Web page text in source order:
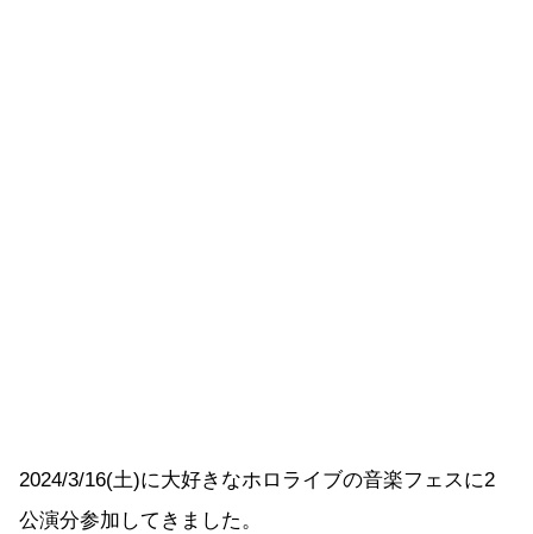
2024/3/16(土)に大好きなホロライブの音楽フェスに2
公演分参加してきました。